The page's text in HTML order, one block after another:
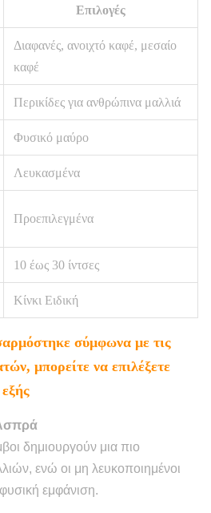
Επιλογές
Διαφανές, ανοιχτό καφέ, μεσαίο
καφέ
Περικίδες για ανθρώπινα μαλλιά
Φυσικό μαύρο
Λευκασμένα
Προεπιλεγμένα
10 έως 30 ίντσες
Κίνκι Ειδική
σύμφωνα με τις
μπορείτε να επιλέξετε
δημιουργούν μια πιο
ενώ οι μη λευκοποιημένοι
εμφάνιση.